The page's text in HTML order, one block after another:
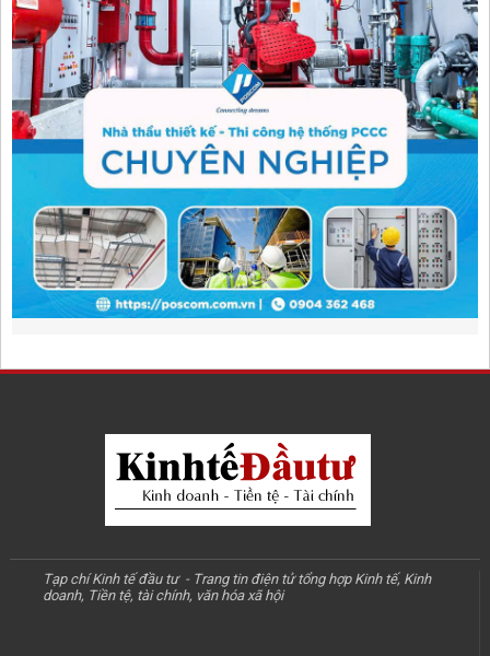
Tạp chí Kinh tế đầu tư - Trang tin điện tử tổng hợp Kinh tế, Kinh
doanh, Tiền tệ, tài chính, văn hóa xã hội